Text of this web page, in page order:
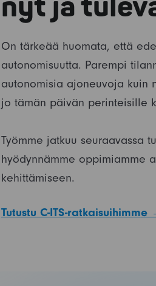
nyt ja
On tärkeää huomata, että
autonomisuutta. Parempi
autonomisia ajoneuvoja kuin
jo tämän päivän perinteisille
Työmme jatkuu seuraavassa
hyödynnämme oppimiamme
kehittämiseen.
Tutustu C-ITS-ratkaisuihimme